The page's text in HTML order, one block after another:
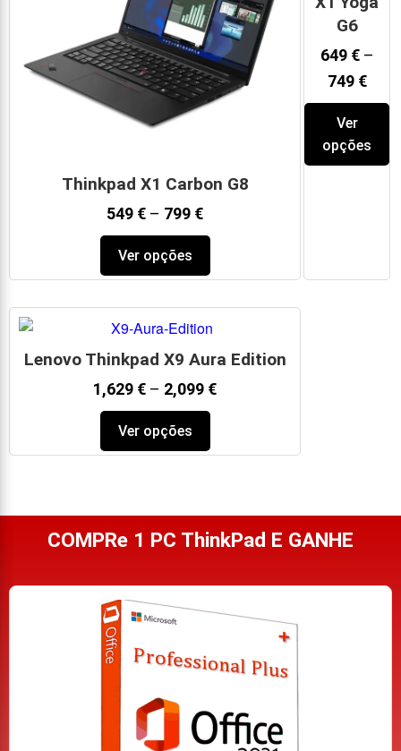
Thinkpad X1 Carbon G8
549 € – 799 €
Ver opções
G6
649 € –
749 €
Ver
opções
Lenovo Thinkpad X9 Aura Edition
1,629 € – 2,099 €
Ver opções
COMPRe 1 PC ThinkPad E GANHE